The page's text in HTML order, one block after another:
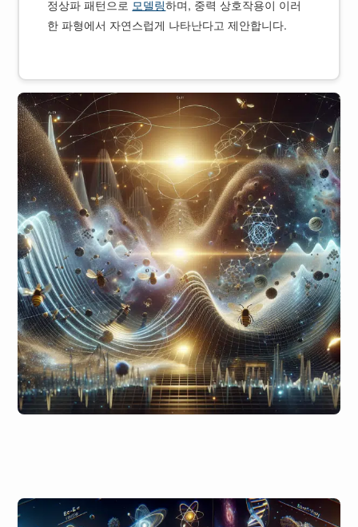
정상파 패턴으로 모델링하며, 중력 상호작용이 이러
한 파형에서 자연스럽게 나타난다고 제안합니다.